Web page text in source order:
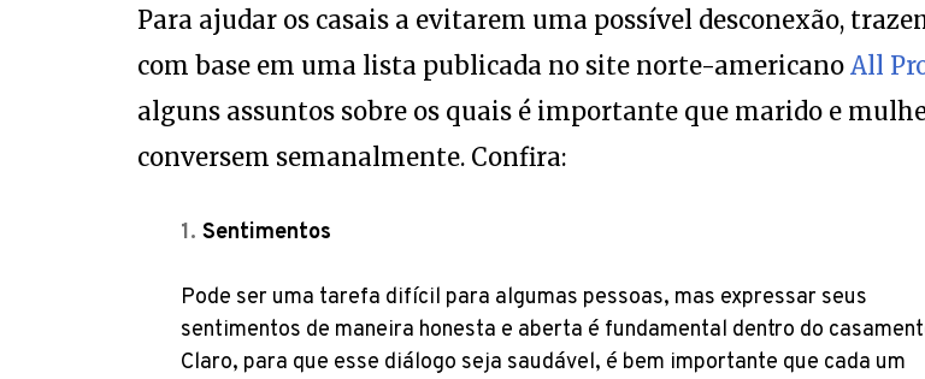
Para ajudar os casais a evitarem uma possível desconexão,
com base em uma lista publicada no site norte-americanoAll
alguns assuntos sobre os quais é importante que marido e
conversem semanalmente. Confira:
Sentimentos
Pode ser uma tarefa difícil para algumas pessoas, mas expressar seus
sentimentos de maneira honesta e aberta é fundamental dentro do
Claro, para que esse diálogo seja saudável, é bem importante que cada um